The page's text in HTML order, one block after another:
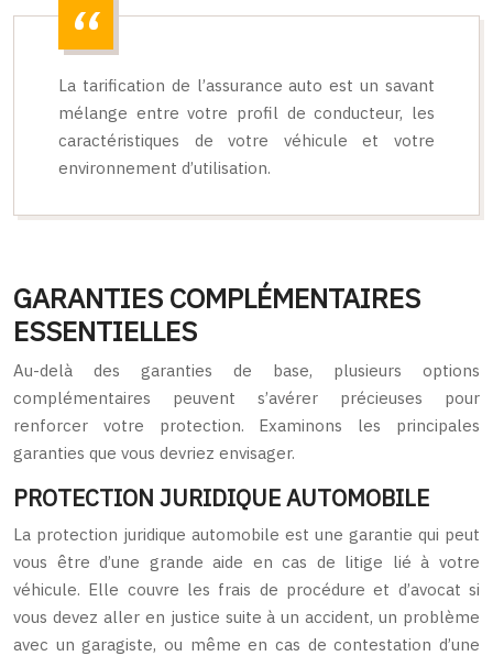
La tarification de l’assurance auto est un savant
mélange entre votre profil de conducteur, les
caractéristiques de votre véhicule et votre
environnement d’utilisation.
GARANTIES COMPLÉMENTAIRES
ESSENTIELLES
Au-delà des garanties de base, plusieurs options
complémentaires peuvent s’avérer précieuses pour
renforcer votre protection. Examinons les principales
garanties que vous devriez envisager.
PROTECTION JURIDIQUE AUTOMOBILE
La protection juridique automobile est une garantie qui peut
vous être d’une grande aide en cas de litige lié à votre
véhicule. Elle couvre les frais de procédure et d’avocat si
vous devez aller en justice suite à un accident, un problème
avec un garagiste, ou même en cas de contestation d’une